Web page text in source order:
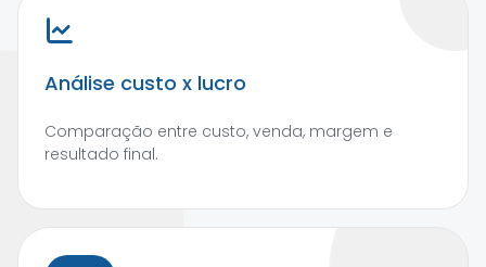
Análise custo x lucro
Comparação entre custo, venda, margem e
resultado final.